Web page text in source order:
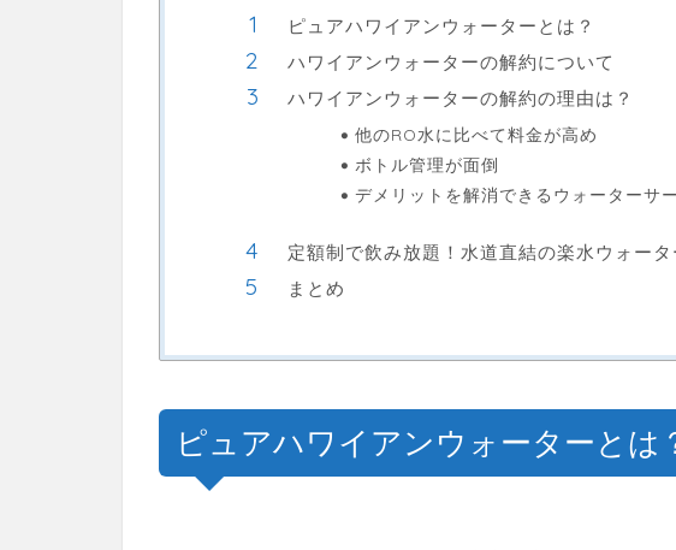
ピュアハワイアンウォーターとは？
ハワイアンウォーターの解約について
ハワイアンウォーターの解約の理由は？
他のRO水に比べて料金が高め
ボトル管理が面倒
デメリットを解消できるウォーターサ
定額制で飲み放題！水道直結の楽水ウォー
まとめ
ピュアハワイアンウォーターとは